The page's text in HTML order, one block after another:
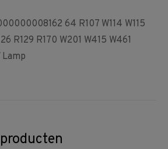
64 R107 W114 W115
R129 R170 W201 W415 W461
Lamp